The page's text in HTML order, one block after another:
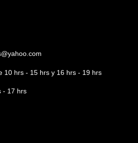
10 hrs - 15 hrs y 16 hrs - 19 hrs
- 17 hrs